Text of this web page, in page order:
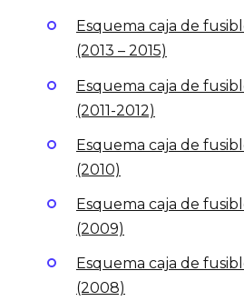
Esquema caja de
(2013 – 2015)
Esquema caja de
(2011-2012)
Esquema caja de
(2010)
Esquema caja de
(2009)
Esquema caja de
(2008)